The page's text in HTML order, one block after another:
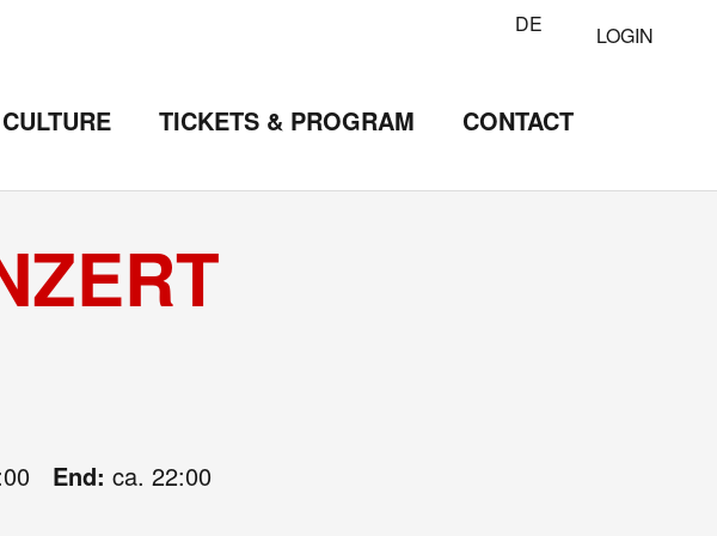
DE LOGIN
CULTURE TICKETS & PROGRAM CONTACT
End: ca. 22:00